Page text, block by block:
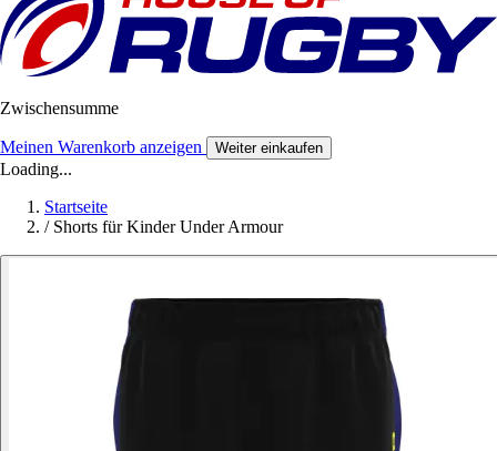
Zwischensumme
Meinen Warenkorb anzeigen Weiter einkaufen
Loading...
Startseite
/ Shorts für Kinder Under Armour